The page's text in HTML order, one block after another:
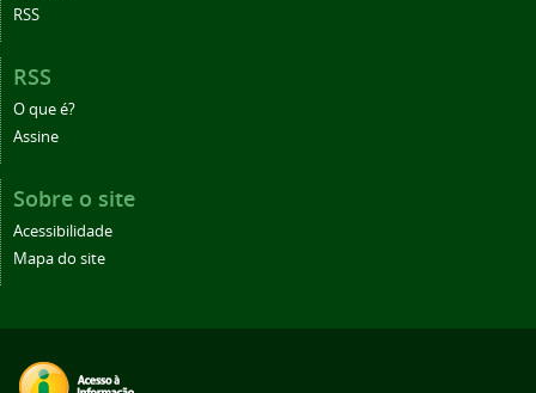
RSS
RSS
O que é?
Assine
Sobre o site
Acessibilidade
Mapa do site